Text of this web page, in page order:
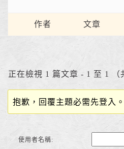
作者 文章
正在檢視 1 篇文章 - 1 至 1 （
抱歉，回覆主題必需先登入。
使用者名稱: